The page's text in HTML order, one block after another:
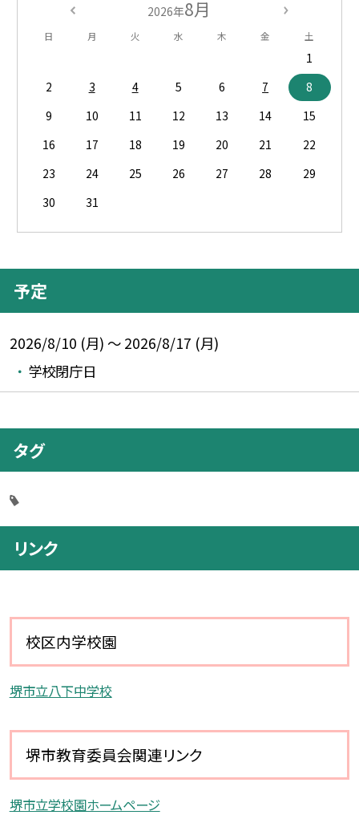
2026年8月
日 月 火 水 木 金 土
1
2
3 4 5 6 7
8
9
10 11 12 13 14
15
16
17 18 19 20 21
22
23
24 25 26 27 28
29
30
31
予定
2026/8/10 (月) ～ 2026/8/17 (月)
学校閉庁日
タグ
リンク
校区内学校園
堺市立八下中学校
堺市教育委員会関連リンク
堺市立学校園ホームページ